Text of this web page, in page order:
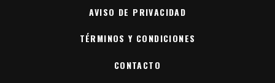
AVISO DE PRIVACIDAD
TÉRMINOS Y CONDICIONES
CONTACTO